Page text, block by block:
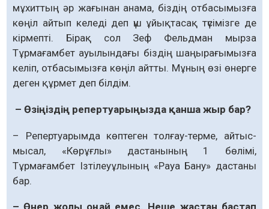
мұхиттың әр жағынан анама, біздің отбасымызға
көңіл айтып келеді деп үш ұйықтасақ түсімізге де
кірмепті. Бірақ сол Зеф Фельдман мырза
Тұрмағамбет ауылындағы біздің шаңырағымызға
келіп, отбасымызға көңіл айтты. Мұның өзі өнерге
деген құрмет деп білдім.
– Өзіңіздің репертуарыңызда қанша жыр бар?
– Репертуарымда көптеген толғау-терме, айтыс-
мысал, «Көрұғлы» дастанының 1 бөлімі,
Тұрмағамбет Ізтілеуұлының «Рауа Бану» дастаны
бар.